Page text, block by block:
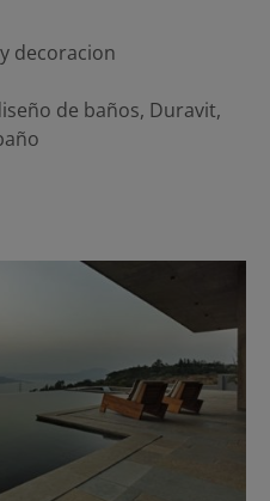
decoracion
de baños, Duravit,